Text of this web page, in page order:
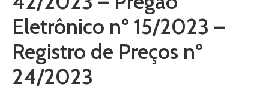
Eletrônico nº 15/2023 –
Registro de Preços nº
24/2023